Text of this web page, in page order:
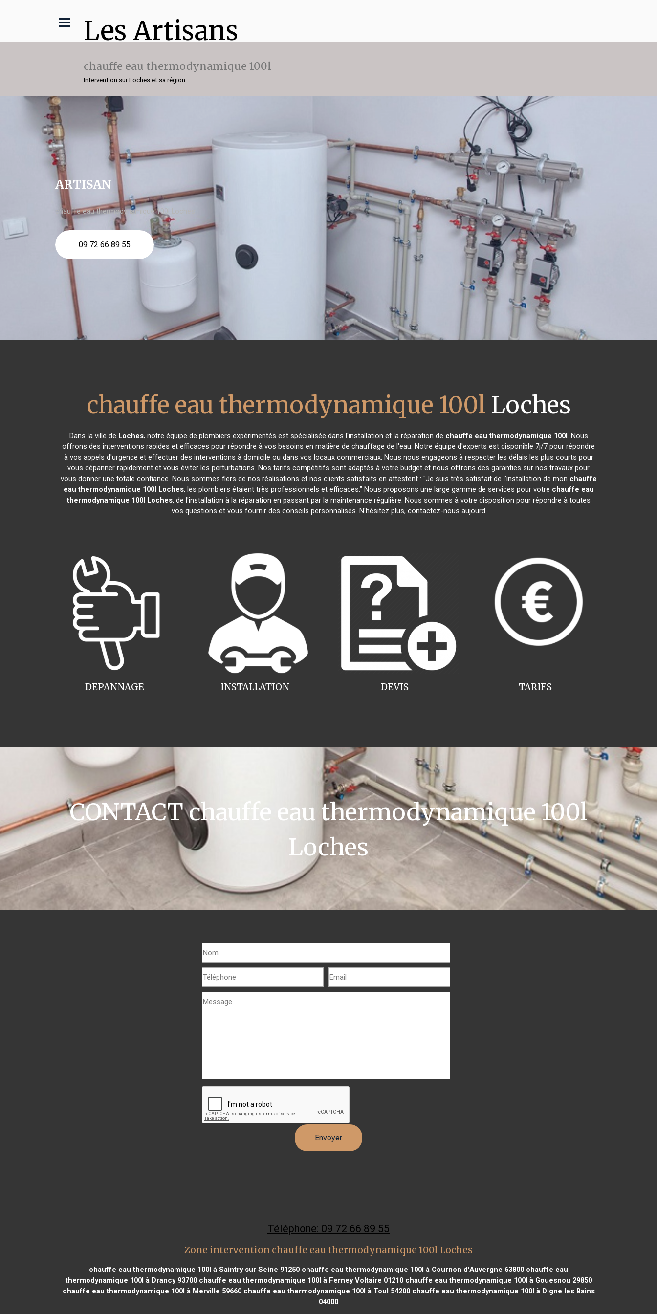
Les Artisans
chauffe eau thermodynamique 100l
Intervention sur Loches et sa région
ARTISAN
chauffe eau thermodynamique 100l Loches
09 72 66 89 55
chauffe eau thermodynamique 100l Loches
Dans la ville de Loches, notre équipe de plombiers expérimentés est spécialisée dans l'installation et la réparation de chauffe eau thermodynamique 100l. Nous
offrons des interventions rapides et efficaces pour répondre à vos besoins en matière de chauffage de l'eau. Notre équipe d'experts est disponible 7j/7 pour répondre
à vos appels d'urgence et effectuer des interventions à domicile ou dans vos locaux commerciaux. Nous nous engageons à respecter les délais les plus courts pour
vous dépanner rapidement et vous éviter les perturbations. Nos tarifs compétitifs sont adaptés à votre budget et nous offrons des garanties sur nos travaux pour
vous donner une totale confiance. Nous sommes fiers de nos réalisations et nos clients satisfaits en attestent : "Je suis très satisfait de l'installation de mon chauffe
eau thermodynamique 100l Loches, les plombiers étaient très professionnels et efficaces." Nous proposons une large gamme de services pour votre chauffe eau
thermodynamique 100l Loches, de l'installation à la réparation en passant par la maintenance régulière. Nous sommes à votre disposition pour répondre à toutes
vos questions et vous fournir des conseils personnalisés. N'hésitez plus, contactez-nous aujourd
INSTALLATION
DEPANNAGE TARIFS
DEVIS
CONTACT chauffe eau thermodynamique 100l
Loches
Téléphone: 09 72 66 89 55
Zone intervention chauffe eau thermodynamique 100l Loches
chauffe eau thermodynamique 100l à Saintry sur Seine 91250 chauffe eau thermodynamique 100l à Cournon d'Auvergne 63800 chauffe eau
thermodynamique 100l à Drancy 93700chauffe eau thermodynamique 100l à Ferney Voltaire 01210chauffe eau thermodynamique 100l à Gouesnou 29850
chauffe eau thermodynamique 100l à Merville 59660chauffe eau thermodynamique 100l à Toul 54200chauffe eau thermodynamique 100l à Digne les Bains
04000